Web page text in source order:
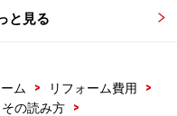
類が残っているようで
相談したり、新築当時
と見る
ム > リフォーム費用
>
の読み方
>